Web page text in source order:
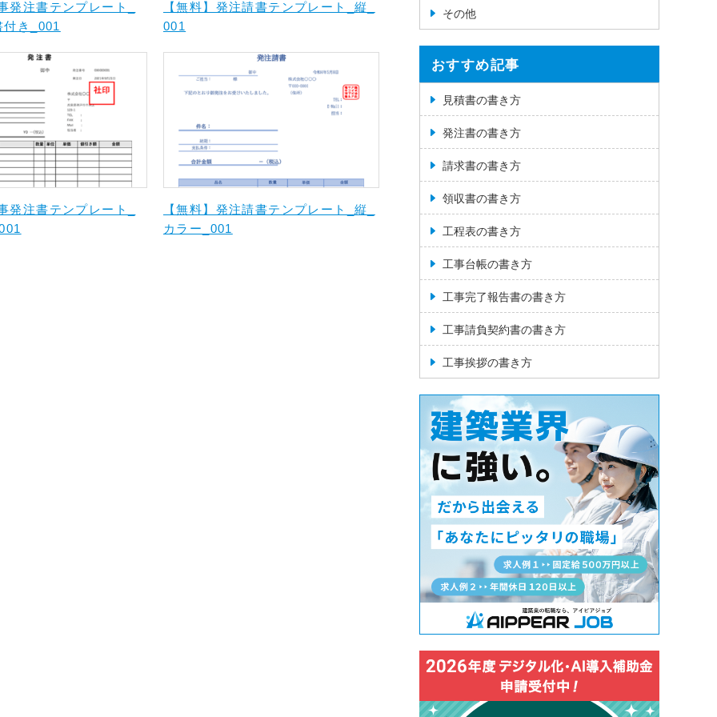
発注書テンプレート_
付き_001
【無料】発注請書テンプレート_縦_
001
発注書テンプレート_
【無料】発注請書テンプレート_縦_
カラー_001
その他
おすすめ記事
見積書の書き方
発注書の書き方
請求書の書き方
領収書の書き方
工程表の書き方
工事台帳の書き方
工事完了報告書の書き方
工事請負契約書の書き方
工事挨拶の書き方